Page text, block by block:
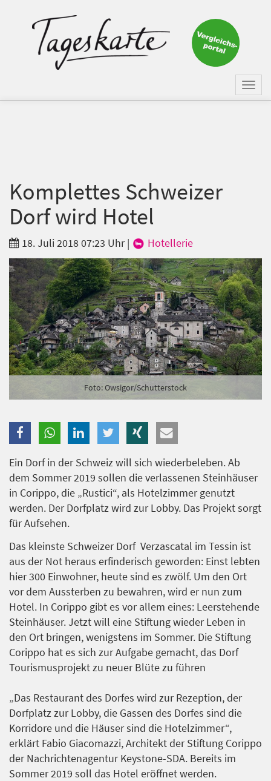
Komplettes Schweizer
Dorf wird Hotel
18. Juli 2018 07:23 Uhr| Hotellerie
Foto: Owsigor/Schutterstock
Ein Dorf in der Schweiz will sich wiederbeleben. Ab
dem Sommer 2019 sollen die verlassenen Steinhäuser
in Corippo, die „Rustici“, als Hotelzimmer genutzt
werden. Der Dorfplatz wird zur Lobby. Das Projekt sorgt
für Aufsehen.
Das kleinste Schweizer Dorf Verzascatal im Tessin ist
aus der Not heraus erfinderisch geworden: Einst lebten
hier 300 Einwohner, heute sind es zwölf. Um den Ort
vor dem Aussterben zu bewahren, wird er nun zum
Hotel. In Corippo gibt es vor allem eines: Leerstehende
Steinhäuser. Jetzt will eine Stiftung wieder Leben in
den Ort bringen, wenigstens im Sommer. Die Stiftung
Corippo hat es sich zur Aufgabe gemacht, das Dorf
Tourismusprojekt zu neuer Blüte zu führen
„Das Restaurant des Dorfes wird zur Rezeption, der
Dorfplatz zur Lobby, die Gassen des Dorfes sind die
Korridore und die Häuser sind die Hotelzimmer“,
erklärt Fabio Giacomazzi, Architekt der Stiftung Corippo
der Nachrichtenagentur Keystone-SDA. Bereits im
Sommer 2019 soll das Hotel eröffnet werden.
Keine Nachricht mehr
verpassen!
E-Mail*
Branche
Ich möchte folgende Newsletter erhalten
Tageskarte-Newsletter (gegen 8.30 Uhr)
Ich habe dieDatenschutzerklärungzur Kenntnis
Anmelden Danke, heute nicht